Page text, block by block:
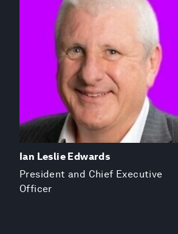
Ian Leslie Edwards
President and Chief Executive
Officer